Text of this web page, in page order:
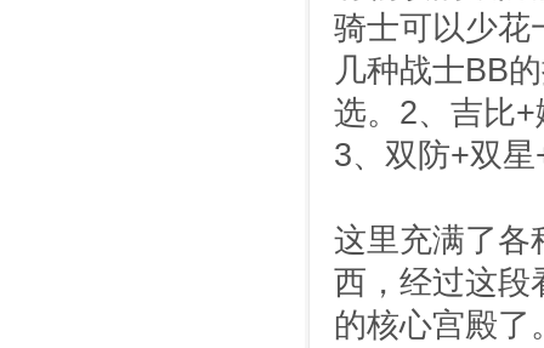
骑士可以少花
几种战士BB
选。2、吉比
3、双防+双
这里充满了各
西，经过这段
的核心宫殿了